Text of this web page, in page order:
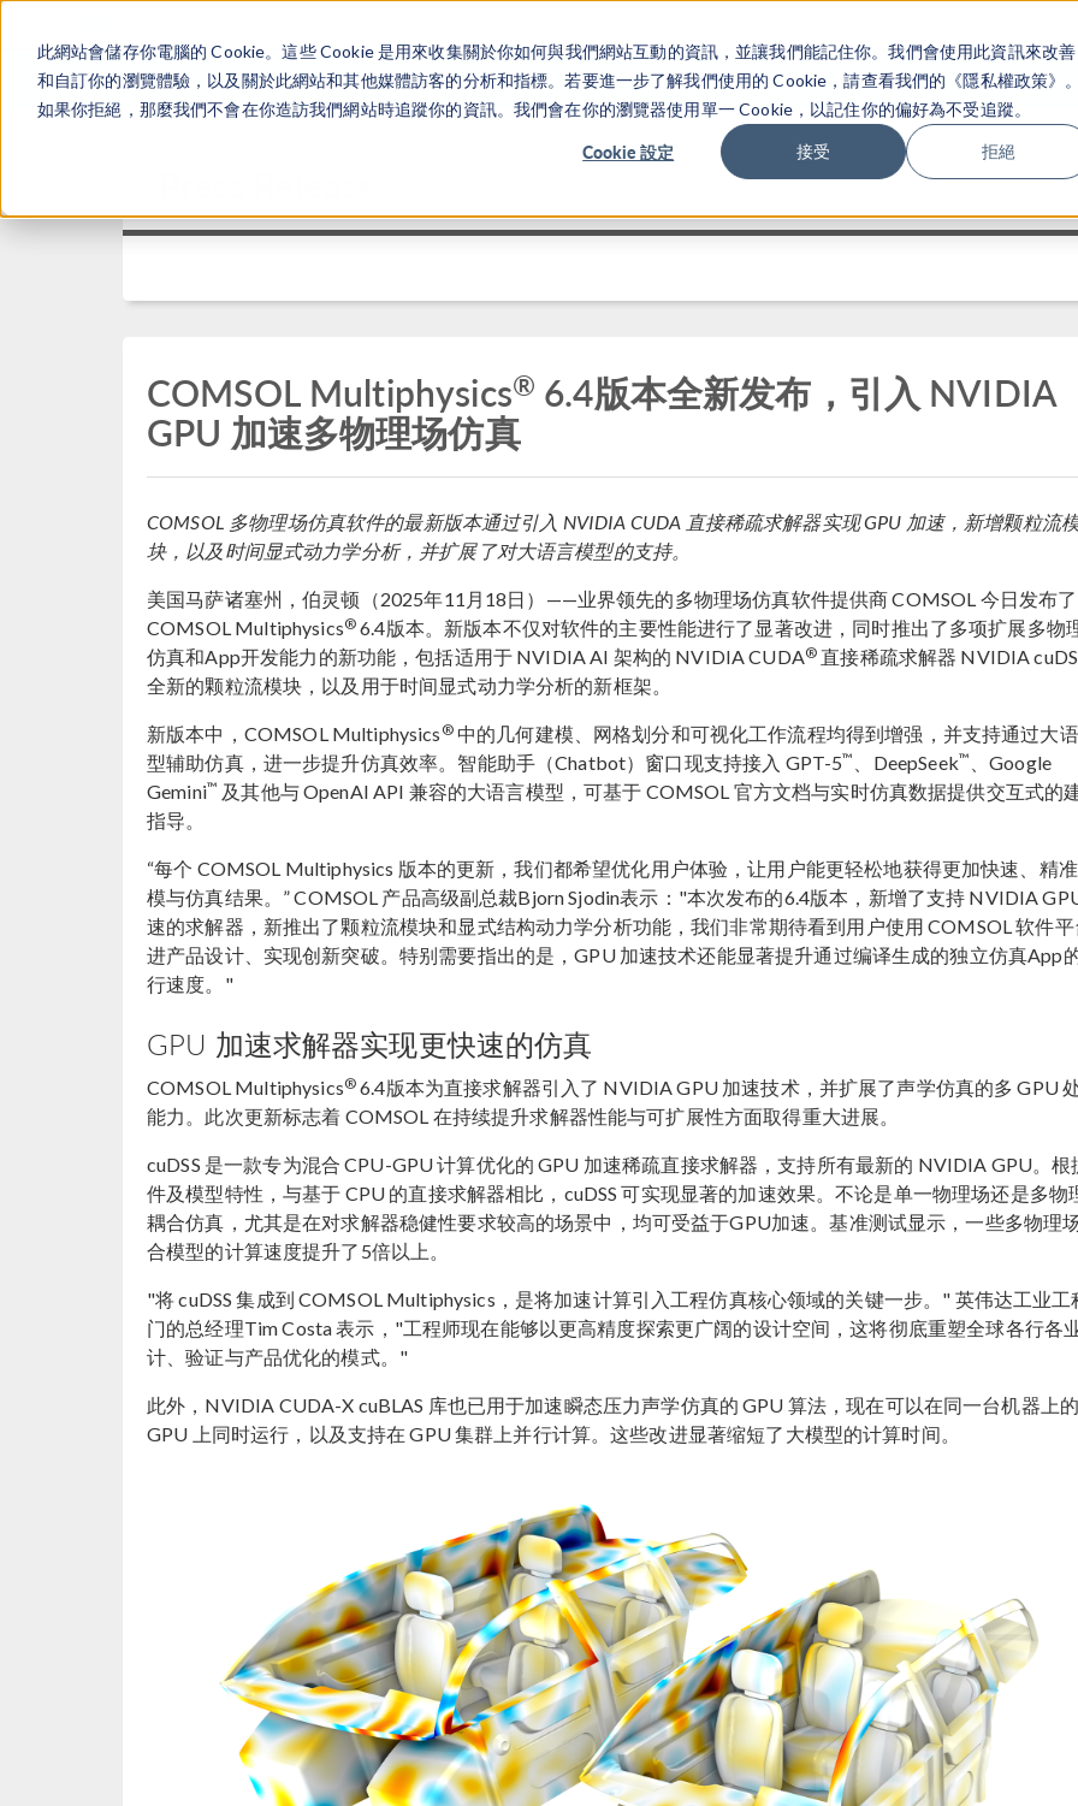
此網站會儲存你電腦的 Cookie。這些 Cookie 是用來收集關於你如何與我們網站互動的資訊，並讓我們能記住你。我們會使用此資訊來改善
和自訂你的瀏覽體驗，以及關於此網站和其他媒體訪客的分析和指標。若要進一步了解我們使用的 Cookie，請查看我們的《隱私權政策》。
如果你拒絕，那麼我們不會在你造訪我們網站時追蹤你的資訊。我們會在你的瀏覽器使用單一 Cookie，以記住你的偏好為不受追蹤。
Cookie 設定 接受 拒絕
产品 行业应用
COMSOL Multiphysics® 6.4版本全新发布，引入 NVIDIA
GPU 加速多物理场仿真
COMSOL 多物理场仿真软件的最新版本通过引入 NVIDIA CUDA 直接稀疏求解器实现 GPU 加速，新增颗粒流
块，以及时间显式动力学分析，并扩展了对大语言模型的支持。
美国马萨诸塞州，伯灵顿（2025年11月18日）——业界领先的多物理场仿真软件提供商 COMSOL 今日发布了
COMSOL Multiphysics® 6.4版本。新版本不仅对软件的主要性能进行了显著改进，同时推出了多项扩展多物
仿真和App开发能力的新功能，包括适用于 NVIDIA AI 架构的 NVIDIA CUDA® 直接稀疏求解器 NVIDIA
全新的颗粒流模块，以及用于时间显式动力学分析的新框架。
新版本中，COMSOL Multiphysics ®中的几何建模、网格划分和可视化工作流程均得到增强，并支持通过大
型辅助仿真，进一步提升仿真效率。智能助手（Chatbot）窗口现支持接入 GPT-5™ 、DeepSeek™
、Google
Gemini™ 及其他与 OpenAI API 兼容的大语言模型，可基于 COMSOL 官方文档与实时仿真数据提供交互式的
指导。
“每个 COMSOL Multiphysics 版本的更新，我们都希望优化用户体验，让用户能更轻松地获得更加快速、精
模与仿真结果。” COMSOL 产品高级副总裁Bjorn Sjodin表示："本次发布的6.4版本，新增了支持 NVIDIA
速的求解器，新推出了颗粒流模块和显式结构动力学分析功能，我们非常期待看到用户使用 COMSOL 软件平
进产品设计、实现创新突破。特别需要指出的是，GPU 加速技术还能显著提升通过编译生成的独立仿真App
行速度。"
GPU 加速求解器实现更快速的仿真
COMSOL Multiphysics® 6.4版本为直接求解器引入了 NVIDIA GPU 加速技术，并扩展了声学仿真的多 GPU
能力。此次更新标志着 COMSOL 在持续提升求解器性能与可扩展性方面取得重大进展。
cuDSS 是一款专为混合 CPU-GPU 计算优化的 GPU 加速稀疏直接求解器，支持所有最新的 NVIDIA GPU。根
件及模型特性，与基于 CPU 的直接求解器相比，cuDSS 可实现显著的加速效果。不论是单一物理场还是多物
耦合仿真，尤其是在对求解器稳健性要求较高的场景中，均可受益于GPU加速。基准测试显示，一些多物理
合模型的计算速度提升了5倍以上。
"将 cuDSS 集成到 COMSOL Multiphysics，是将加速计算引入工程仿真核心领域的关键一步。" 英伟达工业工
门的总经理Tim Costa 表示，"工程师现在能够以更高精度探索更广阔的设计空间，这将彻底重塑全球各行各
计、验证与产品优化的模式。"
此外，NVIDIA CUDA-X cuBLAS 库也已用于加速瞬态压力声学仿真的 GPU 算法，现在可以在同一台机器上
GPU 上同时运行，以及支持在 GPU 集群上并行计算。这些改进显著缩短了大模型的计算时间。